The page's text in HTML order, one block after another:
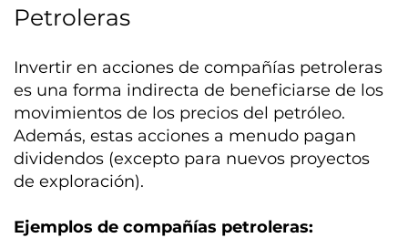
Petroleras
Invertir en acciones de compañías petroleras
es una forma indirecta de beneficiarse de los
movimientos de los precios del petróleo.
Además, estas acciones a menudo pagan
dividendos (excepto para nuevos proyectos
de exploración).
Ejemplos de compañías petroleras: